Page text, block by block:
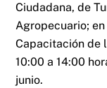
Ciudadana, de
Agropecuario;
Capacitación de
10:00 a 14:00
junio.